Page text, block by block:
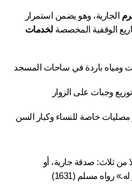
الجارية، وهو يضمن استمرار
المخصصة
لخدمات
وقف سقيا الحرم (توفير برادات ومياه باردة في ساحات المسجد
وقف إطعام ضيوف الرحمن (توزيع وجبات على الزوار
خاصة للنساء وكبار السن
«إذا مات ابن آدم انقطع عمله إلا من ثلاث: صدقة جارية، أو
مسلم (1631)